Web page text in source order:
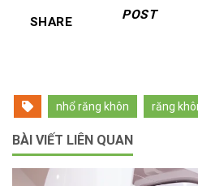
SHARE
POST
nhổ răng khôn răng
BÀI VIẾT LIÊN QUAN